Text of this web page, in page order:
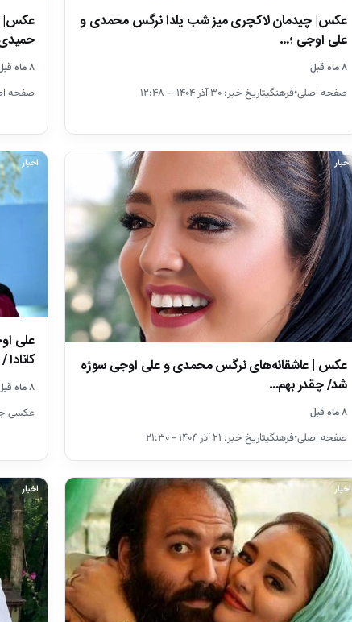
عکس| چیدمان لاکچری میز شب یلدا نرگس محمدی و
علی اوجی ؛…
۸ ماه قبل
صفحه اصلی•فرهنگیتاریخ خبر: ۳۰ آذر ۱۴۰۴ – ۱۲:۴۸
عکس|
۸ ماه قبل
صفحه
اخبار
عکس | عاشقانه‌های نرگس محمدی و علی اوجی سوژه
شد/ چقدر بهم…
۸ ماه قبل
صفحه اصلی•فرهنگیتاریخ خبر: ۲۱ آذر ۱۴۰۴ - ۲۱:۳۰
اخبار
علی
۸ ماه قبل
عکسی
اخبار اخبار